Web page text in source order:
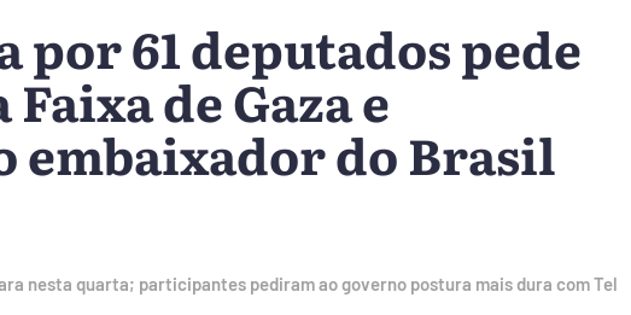
por 61 deputados pede
de Gaza e
embaixador do Brasil
nesta quarta; participantes pediram ao governo postura mais dura com Tel